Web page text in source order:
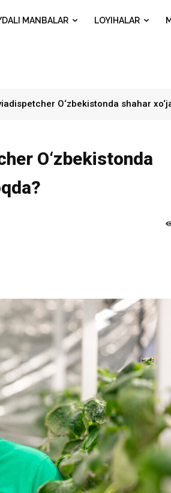
MANBALAR LOYIHALAR
O‘zbekistonda shahar
O‘zbekistonda